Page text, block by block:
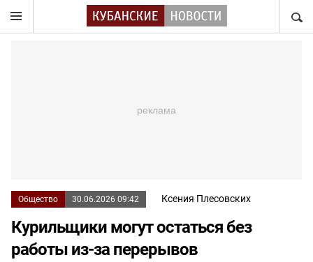
Общество 30.06.2026 09:42 Ксения Плесовских
Курильщики могут остаться без
работы из-за перерывов